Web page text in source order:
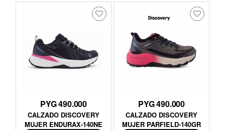
PYG 490.000
CALZADO DISCOVERY
MUJER ENDURAX-140NE
PYG 490.000
CALZADO DISCOVERY
MUJER PARFIELD-140GR